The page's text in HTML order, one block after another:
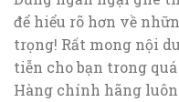
để hiểu rõ hơn về
trọng! Rất mong nội
tiễn cho bạn trong
Hàng chính hãng